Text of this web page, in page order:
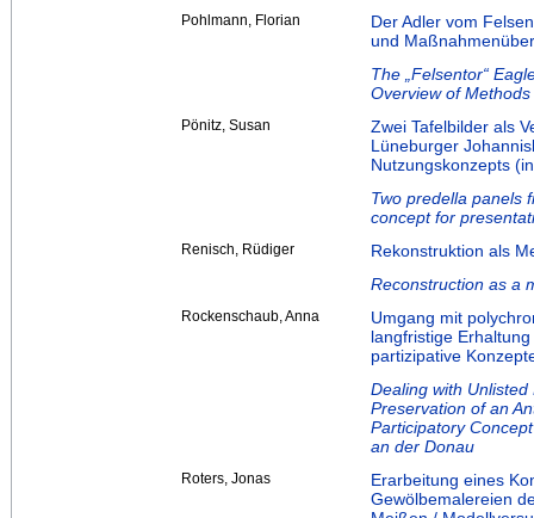
Pohlmann, Florian
Der Adler vom
und
The „Felsentor“
Overview of
Pönitz, Susan
Zwei Tafelbilder als
Lüneburger
Nutzungskonzepts
Two predella panels
concept for
Renisch, Rüdiger
Rekonstruktion als
Reconstruction as a
Rockenschaub, Anna
Umgang mit
langfristige
partizipative
Dealing with
Preservation of an
Participatory
an der Donau
Roters, Jonas
Erarbeitung eines
Gewölbemalereien